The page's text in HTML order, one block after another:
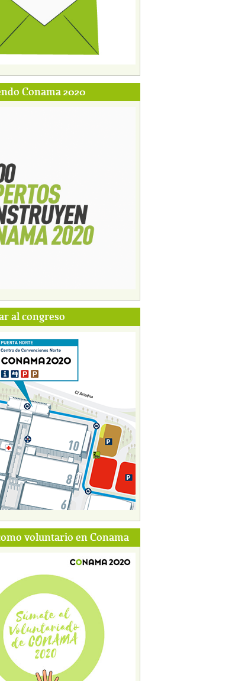
Conama 2020
al congreso
voluntario en Conama